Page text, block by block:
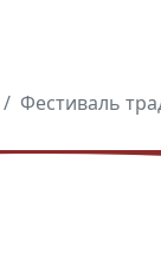
Фестиваль